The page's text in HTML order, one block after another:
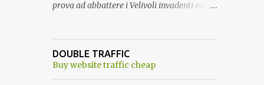
prova ad abbattere i Velivoli invadenti ed
alcuna notizia di un'invasione dello spazio
aereo NATO da parte di un robot chiamato
DOUBLE TRAFFIC
Buy website traffic cheap